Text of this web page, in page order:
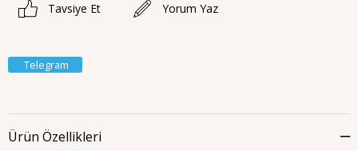
Tavsiye Et Yorum Yaz
Telegram
Ürün Özellikleri